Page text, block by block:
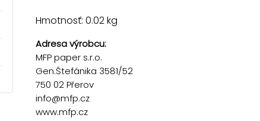
Hmotnosť: 0.02 kg
Adresa výrobcu:
MFP paper s.r.o.
Gen.Štefánika 3581/52
750 02 Přerov
info@mfp.cz
www.mfp.cz